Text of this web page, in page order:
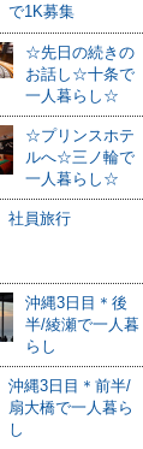
で1K募集
☆先日の続きの
お話し☆十条で
一人暮らし☆
☆プリンスホテ
ルへ☆三ノ輪で
一人暮らし☆
社員旅行
沖縄3日目＊後
半/綾瀬で一人暮
らし
沖縄3日目＊前半/
扇大橋で一人暮ら
し